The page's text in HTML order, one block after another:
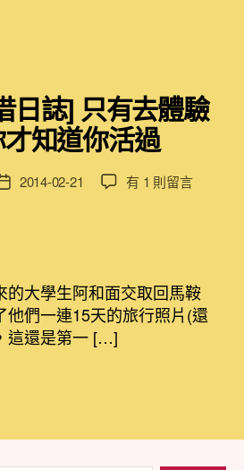
日誌] 只有去體驗
知道你活過
文
期
2014-02-21
在
日
誌]
過，
有 1 則留言
的大學生阿和面交取回馬鞍
他們一連15天的旅行照片(還
這還是第一 […]